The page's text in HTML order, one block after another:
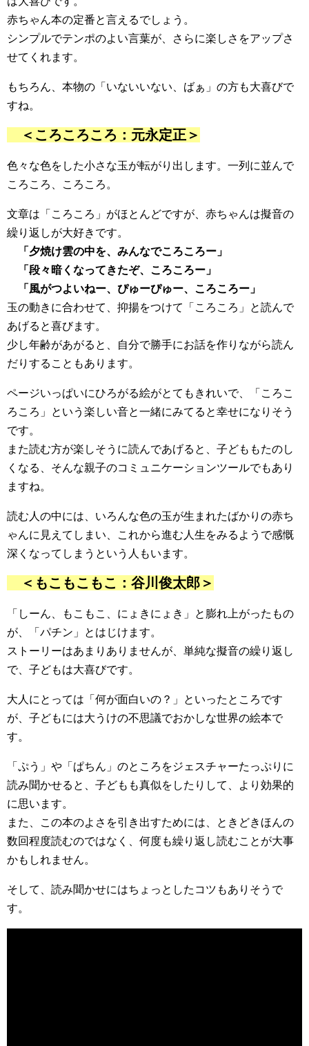
赤ちゃん本の定番と言えるでしょう。
シンプルでテンポのよい言葉が、さらに楽しさをアップさ
せてくれます。
もちろん、本物の「いないいない、ばぁ」の方も大喜びで
すね。
＜ころころころ：元永定正＞
色々な色をした小さな玉が転がり出します。一列に並んで
ころころ、ころころ。
文章は「ころころ」がほとんどですが、赤ちゃんは擬音の
繰り返しが大好きです。
「夕焼け雲の中を、みんなでころころー」
「段々暗くなってきたぞ、ころころー」
「風がつよいねー、ぴゅーぴゅー、ころころー」
玉の動きに合わせて、抑揚をつけて「ころころ」と読んで
あげると喜びます。
少し年齢があがると、自分で勝手にお話を作りながら読ん
だりすることもあります。
ページいっぱいにひろがる絵がとてもきれいで、「ころこ
ろころ」という楽しい音と一緒にみてると幸せになりそう
です。
また読む方が楽しそうに読んであげると、子どももたのし
くなる、そんな親子のコミュニケーションツールでもあり
ますね。
読む人の中には、いろんな色の玉が生まれたばかりの赤ち
ゃんに見えてしまい、これから進む人生をみるようで感慨
深くなってしまうという人もいます。
＜もこもこもこ：谷川俊太郎＞
「しーん、もこもこ、にょきにょき」と膨れ上がったもの
が、「パチン」とはじけます。
ストーリーはあまりありませんが、単純な擬音の繰り返し
で、子どもは大喜びです。
大人にとっては「何が面白いの？」といったところです
が、子どもには大うけの不思議でおかしな世界の絵本で
す。
「ぷう」や「ぱちん」のところをジェスチャーたっぷりに
読み聞かせると、子どもも真似をしたりして、より効果的
に思います。
また、この本のよさを引き出すためには、ときどきほんの
数回程度読むのではなく、何度も繰り返し読むことが大事
かもしれません。
そして、読み聞かせにはちょっとしたコツもありそうで
す。